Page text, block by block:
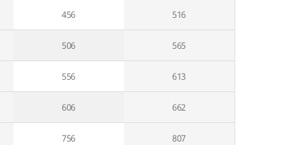
456 516
506 565
556 613
606 662
756 807